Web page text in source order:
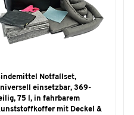
Notfallset,
einsetzbar, 369-
75 l, in fahrbarem
mit Deckel &